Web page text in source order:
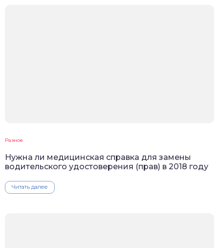
Разное
Нужна ли медицинская справка для замены
водительского удостоверения (прав) в 2018 году
Читать далее